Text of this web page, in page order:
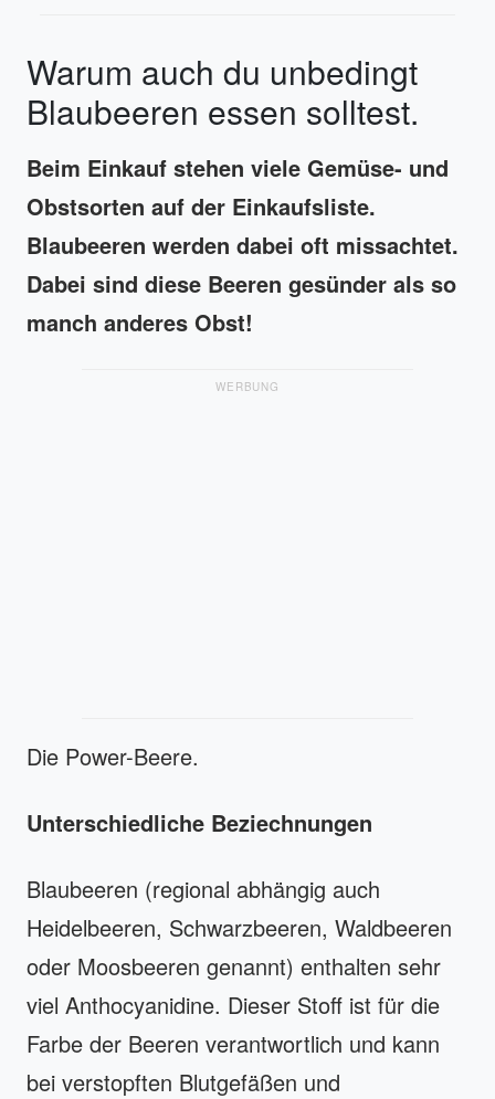
Warum auch du unbedingt
Blaubeeren essen solltest.
Beim Einkauf stehen viele Gemüse- und
Obstsorten auf der Einkaufsliste.
Blaubeeren werden dabei oft missachtet.
Dabei sind diese Beeren gesünder als so
manch anderes Obst!
WERBUNG
Die Power-Beere.
Unterschiedliche Beziechnungen
Blaubeeren (regional abhängig auch
Heidelbeeren, Schwarzbeeren, Waldbeeren
oder Moosbeeren genannt) enthalten sehr
viel Anthocyanidine. Dieser Stoff ist für die
Farbe der Beeren verantwortlich und kann
bei verstopften Blutgefäßen und